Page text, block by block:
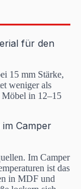
für den
15 mm Stärke,
weniger als
Möbel in 12–15
Camper
Im Camper
ist das
in MDF und